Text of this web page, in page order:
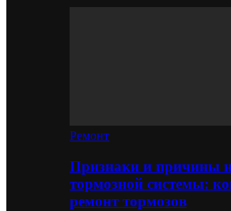
Ремонт
Признаки и причины
тормозной системы:
ремонт тормозов